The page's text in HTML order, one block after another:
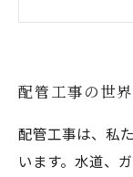
配管工事
未来を創
配管工事の世
配管工事は、私
います。水道、